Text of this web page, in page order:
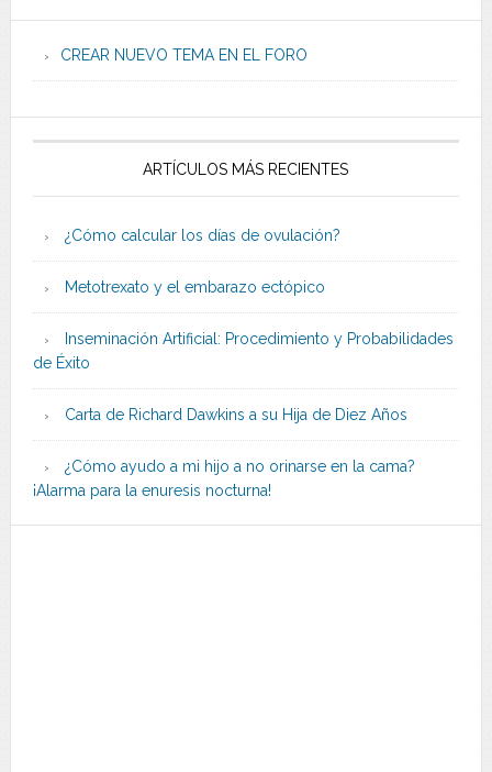
CREAR NUEVO TEMA EN EL FORO
ARTÍCULOS MÁS RECIENTES
¿Cómo calcular los días de ovulación?
Metotrexato y el embarazo ectópico
Inseminación Artificial: Procedimiento y Probabilidades
de Éxito
Carta de Richard Dawkins a su Hija de Diez Años
¿Cómo ayudo a mi hijo a no orinarse en la cama?
¡Alarma para la enuresis nocturna!